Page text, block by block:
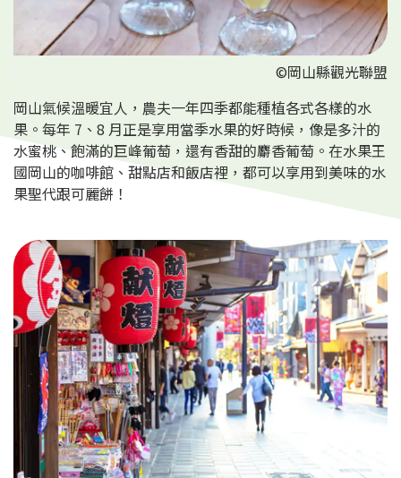
©岡山縣觀光聯盟
岡山氣候溫暖宜人，農夫一年四季都能種植各式各樣的水
果。每年 7、8 月正是享用當季水果的好時候，像是多汁的
水蜜桃、飽滿的巨峰葡萄，還有香甜的麝香葡萄。在水果王
國岡山的咖啡館、甜點店和飯店裡，都可以享用到美味的水
果聖代跟可麗餅！